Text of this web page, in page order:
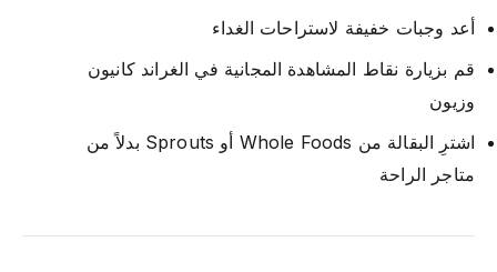
أعد وجبات خفيفة لاستراحات الغداء
قم بزيارة نقاط المشاهدة المجانية في الغراند كانيون
وزيون
اشترِ البقالة من Whole Foods أو Sprouts بدلاً من
متاجر الراحة